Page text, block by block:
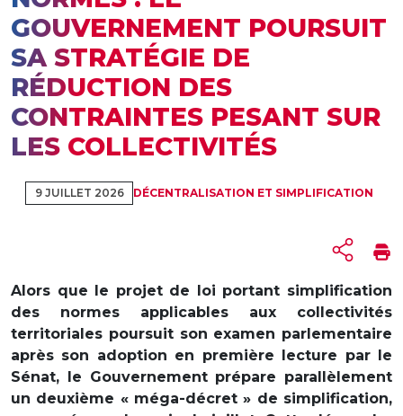
GOUVERNEMENT POURSUIT
SA STRATÉGIE DE
RÉDUCTION DES
CONTRAINTES PESANT SUR
LES COLLECTIVITÉS
9 JUILLET 2026 DÉCENTRALISATION ET SIMPLIFICATION
Alors que le projet de loi portant simplification
des normes applicables aux collectivités
territoriales poursuit son examen parlementaire
après son adoption en première lecture par le
Sénat, le Gouvernement prépare parallèlement
un deuxième « méga-décret » de simplification,